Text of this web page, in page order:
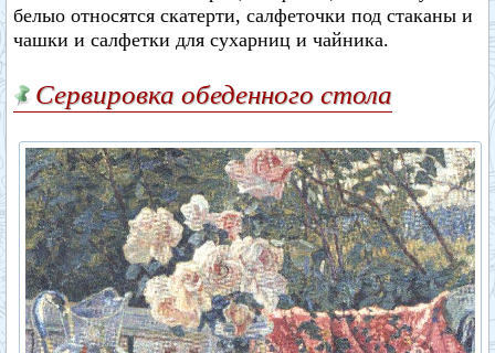
белыо относятся скатерти, салфеточки под стаканы и
чашки и салфетки для сухарниц и чайника.
Сервировка обеденного стола